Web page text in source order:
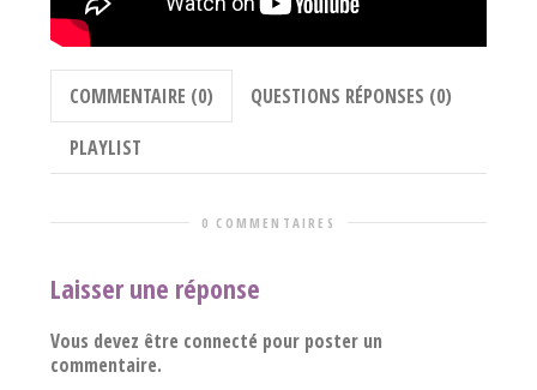
COMMENTAIRE (0)
QUESTIONS RÉPONSES (0)
PLAYLIST
0 COMMENTAIRES
Laisser une réponse
Vous devez être connecté pour poster un
commentaire.